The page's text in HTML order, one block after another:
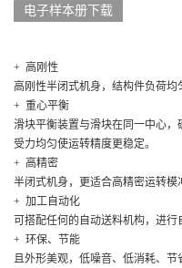
电子样本册下载
+ 高刚性
高刚性半闭式机身，结构件负荷均
+ 重心平衡
滑块平衡装置与滑块在同一中心
受力均匀使运转精度更稳定。
+ 高精密
半闭式机身，更适合高精密运转模
+ 加工自动化
可搭配任何的自动送料机构，进行
+ 环保、节能
且外形美观，低噪音、低消耗、